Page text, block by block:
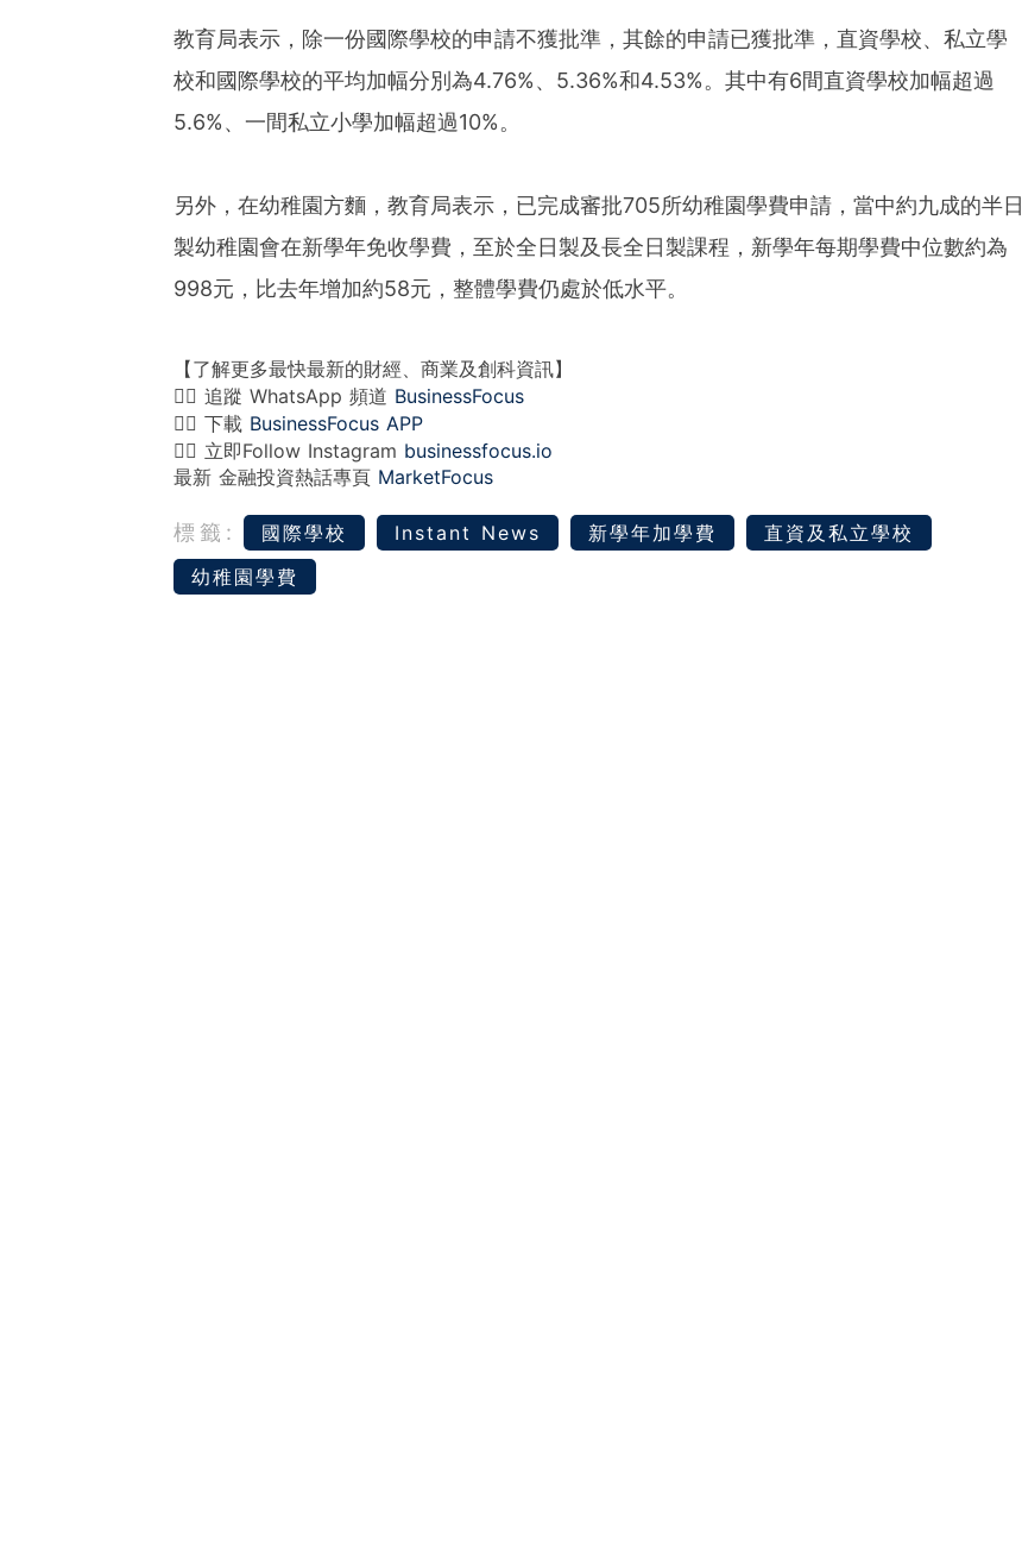
教育局表示，除一份國際學校的申請不獲批準，其餘的申請已獲批準，直資學校、私立學
校和國際學校的平均加幅分別為4.76%、5.36%和4.53%。其中有6間直資學校加幅超過
5.6%、一間私立小學加幅超過10%。
另外，在幼稚園方麵，教育局表示，已完成審批705所幼稚園學費申請，當中約九成的半日
製幼稚園會在新學年免收學費，至於全日製及長全日製課程，新學年每期學費中位數約為
998元，比去年增加約58元，整體學費仍處於低水平。
【了解更多最快最新的財經、商業及創科資訊】
👉🏻 追蹤 WhatsApp 頻道 BusinessFocus
👉🏻 下載 BusinessFocus APP
👉🏻 立即Follow Instagram businessfocus.io
最新 金融投資熱話專頁 MarketFocus
標籤: 國際學校 Instant News 新學年加學費
直資及私立學校
幼稚園學費